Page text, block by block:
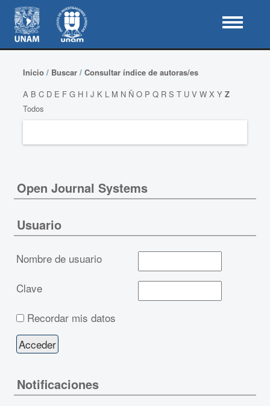
Inicio/ Buscar/ Consultar índice de autoras/es
A B C D E F G H I J K L M N Ñ O P Q R S T U V W X Y Z
Todos
Open Journal Systems
Usuario
Nombre de usuario
Clave
Recordar mis datos
Notificaciones